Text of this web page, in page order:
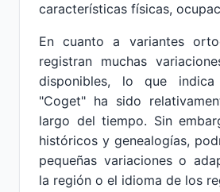
características físicas,
En cuanto a variantes
registran muchas
disponibles, lo que
"Coget" ha sido
largo del tiempo. Sin
históricos y genealogías,
pequeñas variaciones o
la región o el idioma de los